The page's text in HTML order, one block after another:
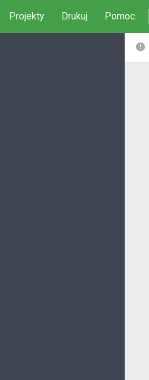
Projekty Drukuj Pomoc